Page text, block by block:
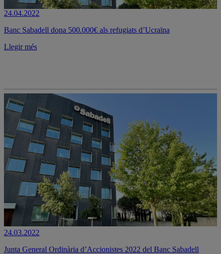
24.04.2022
Banc Sabadell dona 500.000€ als refugiats d’Ucraïna
Llegir més
24.03.2022
Junta General Ordinària d’Accionistes 2022 del Banc Sabadell